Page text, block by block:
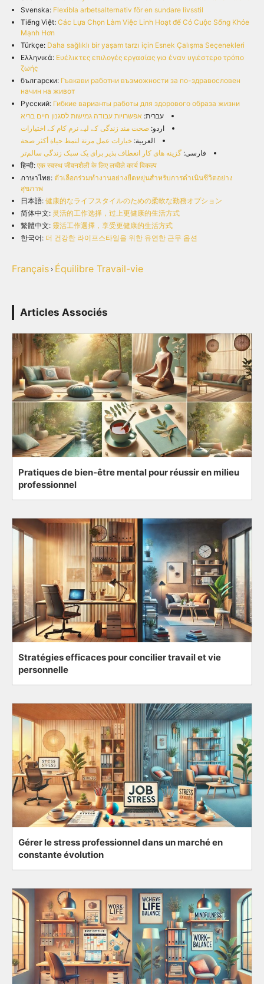
Svenska: Flexibla arbetsalternativ för en sundare livsstil
Tiếng Việt: Các Lựa Chọn Làm Việc Linh Hoạt để Có Cuộc Sống Khỏe
Mạnh Hơn
Türkçe: Daha sağlıklı bir yaşam tarzı için Esnek Çalışma Seçenekleri
Ελληνικά: Ευέλικτες επιλογές εργασίας για έναν υγιέστερο τρόπο
ζωής
български: Гъвкави работни възможности за по-здравословен
начин на живот
Русский: Гибкие варианты работы для здорового образа жизни
עברית: אפשרויות עבודה גמישות לסגנון חיים בריא
اردو: صحت مند زندگی کے لیے نرم کام کے اختیارات
العربية: خيارات عمل مرنة لنمط حياة أكثر صحة
فارسی: گزینه های کار انعطاف پذیر برای یک سبک زندگی سالم‌تر
हिन्दी: एक स्वस्थ जीवनशैली के लिए लचीले कार्य विकल्प
ภาษาไทย: ตัวเลือกร่วมทำงานอย่างยืดหยุ่นสำหรับการดำเนินชีวิตอย่าง
สุขภาพ
日本語: 健康的なライフスタイルのための柔軟な勤務オプション
简体中文: 灵活的工作选择，过上更健康的生活方式
繁體中文: 靈活工作選擇，享受更健康的生活方式
한국어: 더 건강한 라이프스타일을 위한 유연한 근무 옵션
Français › Équilibre Travail-vie
Articles Associés
Pratiques de bien-être mental pour réussir en milieu
professionnel
Stratégies efficaces pour concilier travail et vie
personnelle
Gérer le stress professionnel dans un marché en
constante évolution